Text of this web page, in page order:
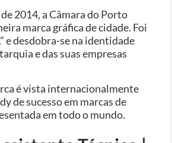
2014, a Câmara do Porto
marca gráfica de cidade. Foi
e desdobra-se na identidade
e das suas empresas
é vista internacionalmente
de sucesso em marcas de
em todo o mundo.